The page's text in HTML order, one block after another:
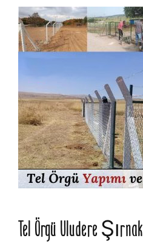
Tel Örgü Uludere Şırnak